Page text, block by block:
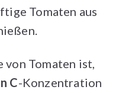
Tomaten aus
Tomaten ist,
C-Konzentration